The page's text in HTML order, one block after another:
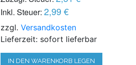
Inkl. Steuer: 2,99 €
zzgl.Versandkosten
Lieferzeit: sofort lieferbar
IN DEN WARENKORB LEGEN